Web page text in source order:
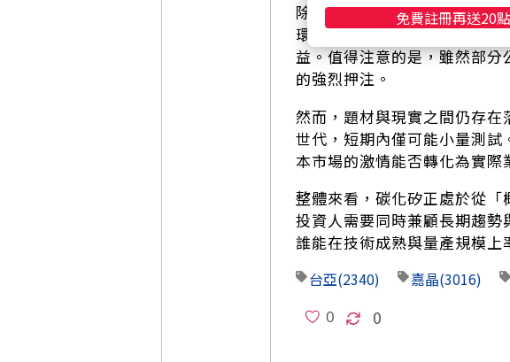
除了環球晶，漢磊、嘉晶、
環節佈局，法人點名它們將
益。值得注意的是，雖然部
的強烈押注。
然而，題材與現實之間仍存
世代，短期內僅可能小量測
本市場的激情能否轉化為實際
整體來看，碳化矽正處於從
投資人需要同時兼顧長期趨
誰能在技術成熟與量產規模上
台亞(2340) 嘉晶(3016)
0
免費註冊再送20點